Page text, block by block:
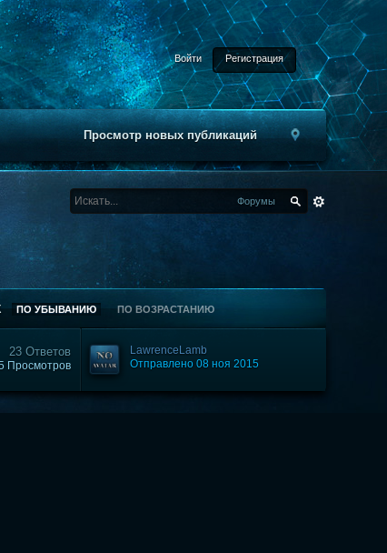
Войти Регистрация
Просмотр новых публикаций
Форумы
ПО УБЫВАНИЮ ПО ВОЗРАСТАНИЮ
23 Ответов
Просмотров
LawrenceLamb
Отправлено 08 ноя 2015